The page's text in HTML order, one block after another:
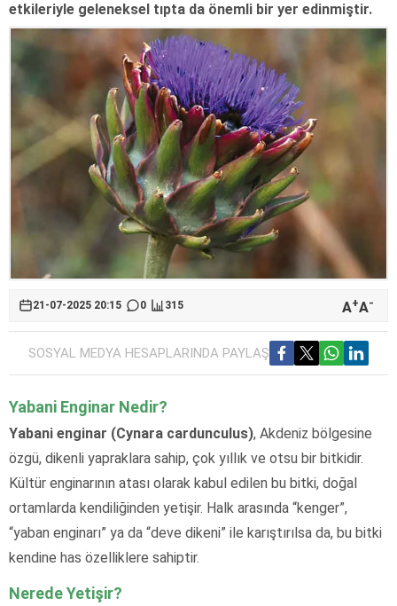
etkileriyle geleneksel tıpta da önemli bir yer edinmiştir.
21-07-2025 20:15 0 315 A+A-
SOSYAL MEDYA HESAPLARINDA PAYLAŞ
Yabani Enginar Nedir?
Yabani enginar (Cynara cardunculus), Akdeniz bölgesine
özgü, dikenli yapraklara sahip, çok yıllık ve otsu bir bitkidir.
Kültür enginarının atası olarak kabul edilen bu bitki, doğal
ortamlarda kendiliğinden yetişir. Halk arasında “kenger”,
“yaban enginarı” ya da “deve dikeni” ile karıştırılsa da, bu bitki
kendine has özelliklere sahiptir.
Nerede Yetişir?